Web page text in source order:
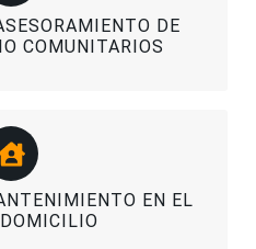
DE
COMUNITARIOS
EN EL